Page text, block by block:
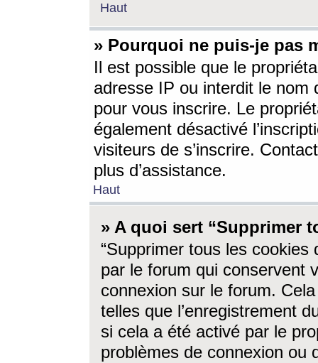
Haut
» Pourquoi ne puis-je pas
Il est possible que le
adresse IP ou interdit le nom
pour vous inscrire. Le
également désactivé
visiteurs de s’inscrire.
plus d’assistance.
Haut
» A quoi sert “Supprimer
“Supprimer tous les cookies
par le forum qui conservent
connexion sur le forum.
telles que l’enregistrement
si cela a été activé par le
problèmes de connexion ou